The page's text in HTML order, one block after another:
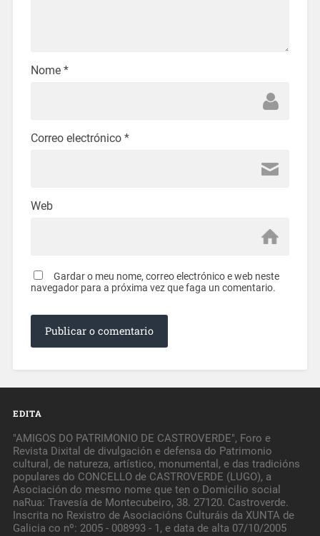
Nome *
Correo electrónico *
Web
Gardar o meu nome, correo electrónico e web neste
navegador para a próxima vez que faga un comentario.
EDITA
"AMIGOS DO PATRIMONIO DE CASTROVERDE", Foro e
Revista Dixital de divulgación e defensa do Patrimonio
cultural, de natureza, artístico, monumental, e das tradicións
populares do CONCELLO de CASTROVERDE (LUGO), a
Asociación do mesmo nome que ten o Domicilio social
naRua: Travesía de Montecubeiro, 38. 27120. Castroverde.
Inscrita no Rexistro de Asociacións Culturáis da XUNTA de
Galicia co nº: 2005 - 008993 - 1, e data de alta 07/10/2005